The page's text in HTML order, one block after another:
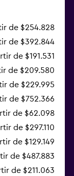
de $254.828
de $392.844
de $191.531
de $209.580
de $229.995
de $752.366
de $62.098
de $297.110
de $129.149
de $487.883
de $211.063